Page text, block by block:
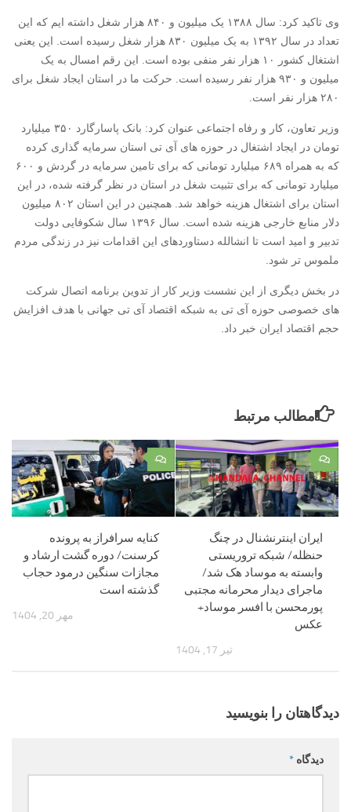
وی تاکید کرد: سال ۱۳۸۸ یک میلیون و ۸۴۰ هزار شغل داشته ایم که این
تعداد در سال ۱۳۹۲ به یک میلیون ۸۳۰ هزار شغل رسیده است. این یعنی
اشتغال کشور ۱۰ هزار نفر منفی بوده است. این رقم امسال به یک
میلیون و ۹۳۰ هزار نفر رسیده است. حرکت ما در استان ایجاد شغل برای
۲۸۰ هزار نفر است.
وزیر تعاون، کار و رفاه اجتماعی عنوان کرد: بانک پاسارگارد ۳۵۰ میلیارد
تومان در ایجاد اشتغال در حوزه های آی تی استان سرمایه گذاری کرده
که به همراه ۶۸۹ میلیارد تومانی که برای تامین سرمایه در گردش و ۶۰۰
میلیارد تومانی که برای تثبیت شغل در استان در نظر گرفته شده، در این
استان برای اشتغال هزینه خواهد شد. همچنین در این استان ۸۰۲ میلیون
دلار منابع خارجی هزینه شده است. سال ۱۳۹۶ سال شکوفایی دولت
تدبیر و امید است تا انشالله دستاوردهای این اقدامات نیز در زندگی مردم
ملموس تر شود.
در بخش دیگری از این نشست وزیر کار از تدوین برنامه اتصال شرکت
های خصوصی حوزه آی تی به شبکه اقتصاد آی تی جهانی با هدف افزایش
حجم اقتصاد ایران خبر داد.
مطالب مرتبط
۰
کنایه سرافراز به پرونده
کرسنت/ دوره گشت ارشاد و
مجازات سنگین درمود حجاب
گذشته است
مهر 20, 1404
۰
ایران اینترنشنال در چنگ
حنظله/ شبکه تروریستی
وابسته به موساد هک شد/
ماجرای دیدار محرمانه مجتبی
پورمحسن با افسر موساد+
عکس
تیر 17, 1404
دیدگاهتان را بنویسید
دیدگاه *